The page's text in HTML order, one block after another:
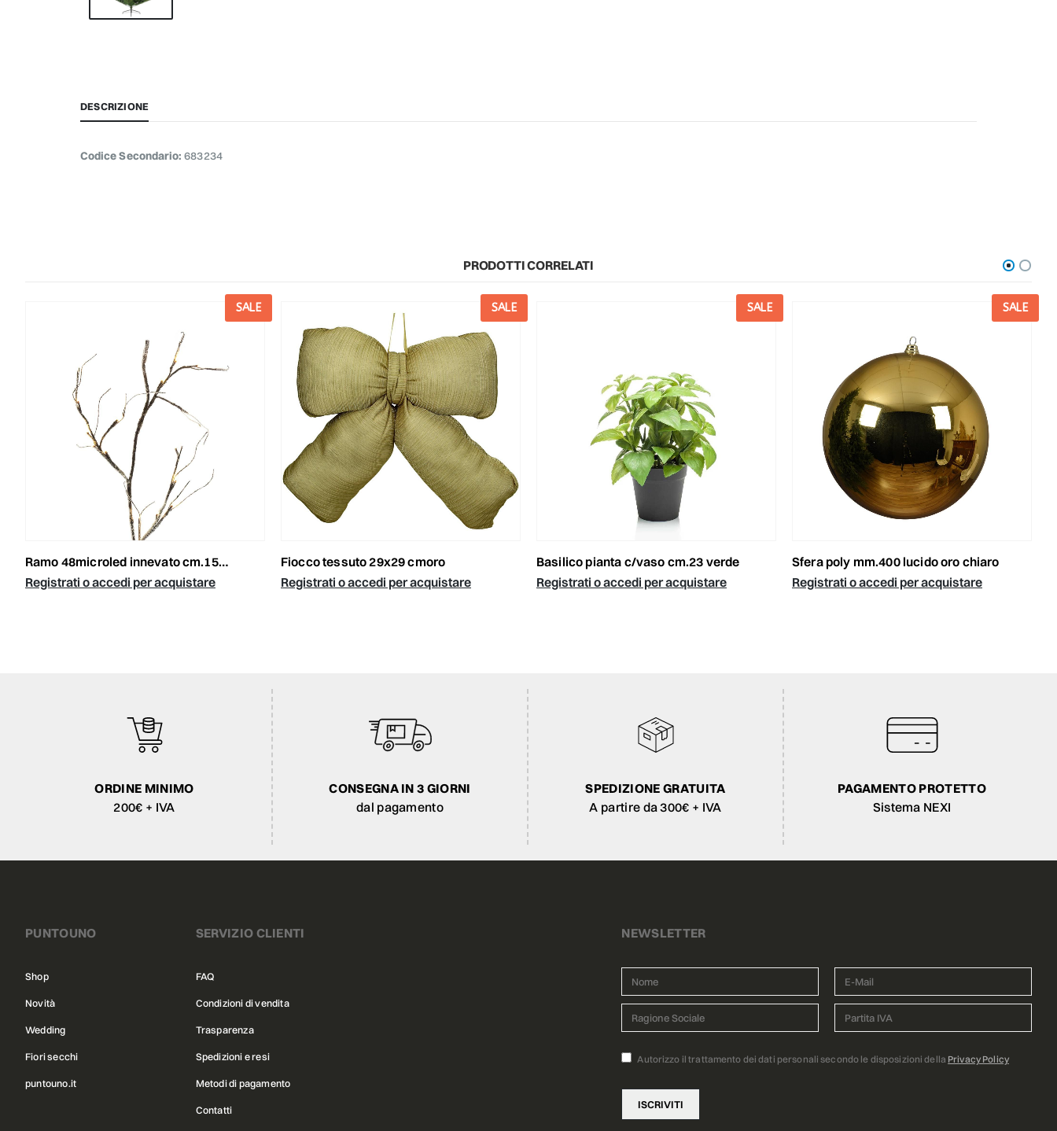
DESCRIZIONE
Codice Secondario: 683234
PRODOTTI CORRELATI
SALE
ramo 48microled innevato cm.150 l.calda/f.verde esterno
Registrati o accedi per acquistare
SALE
fiocco tessuto 29x29 cmoro
Registrati o accedi per acquistare
SALE
basilico pianta c/vaso cm.23 verde
Registrati o accedi per acquistare
SALE
sfera poly mm.400 lucido oro chiaro
Registrati o accedi per acquistare
ORDINE MINIMO
200€ + IVA
CONSEGNA IN 3 GIORNI
dal pagamento
SPEDIZIONE GRATUITA
A partire da 300€ + IVA
PAGAMENTO PROTETTO
Sistema NEXI
PUNTOUNO
Shop
Novità
Wedding
Fiori secchi
puntouno.it
SERVIZIO CLIENTI
FAQ
Condizioni di vendita
Trasparenza
Spedizioni e resi
Metodi di pagamento
Contatti
NEWSLETTER
Autorizzo il trattamento dei dati personali secondo le disposizioni della Privacy Policy